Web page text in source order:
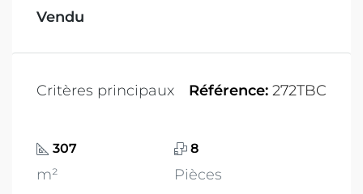
Vendu
Critères principaux Référence: 272TBC
307
m²
8
Pièces